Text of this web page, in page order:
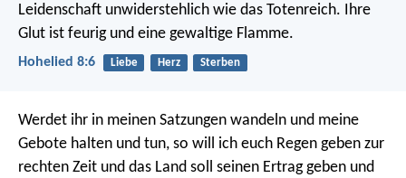
Leidenschaft unwiderstehlich wie das Totenreich. Ihre
Glut ist feurig und eine gewaltige Flamme.
Hohelied 8:6 Liebe Herz Sterben
Werdet ihr in meinen Satzungen wandeln und meine
Gebote halten und tun, so will ich euch Regen geben zur
rechten Zeit und das Land soll seinen Ertrag geben und